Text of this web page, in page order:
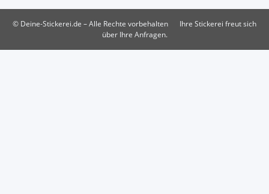
© Deine-Stickerei.de – Alle Rechte vorbehalten
Ihre Stickerei freut sich
über Ihre Anfragen.